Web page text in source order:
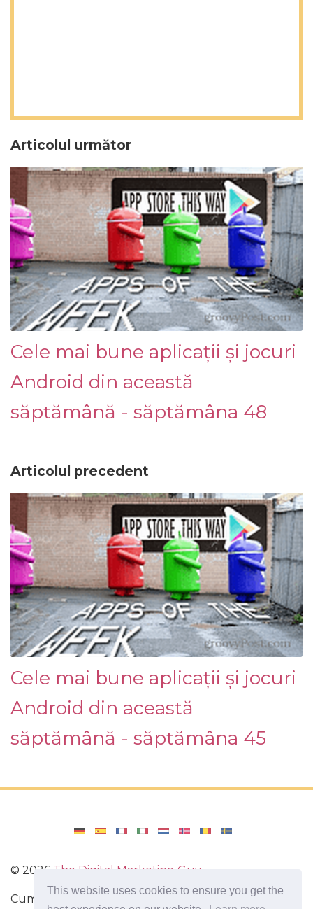
This website uses cookies to ensure you get the
Articolul următor
Cele mai bune aplicații și jocuri
Android din această
săptămână - săptămâna 48
Articolul precedent
Cele mai bune aplicații și jocuri
Android din această
săptămână - săptămâna 45
© 2026 The Digital Marketing Guy
Cum se reinstalează Windows pe computer, cum se